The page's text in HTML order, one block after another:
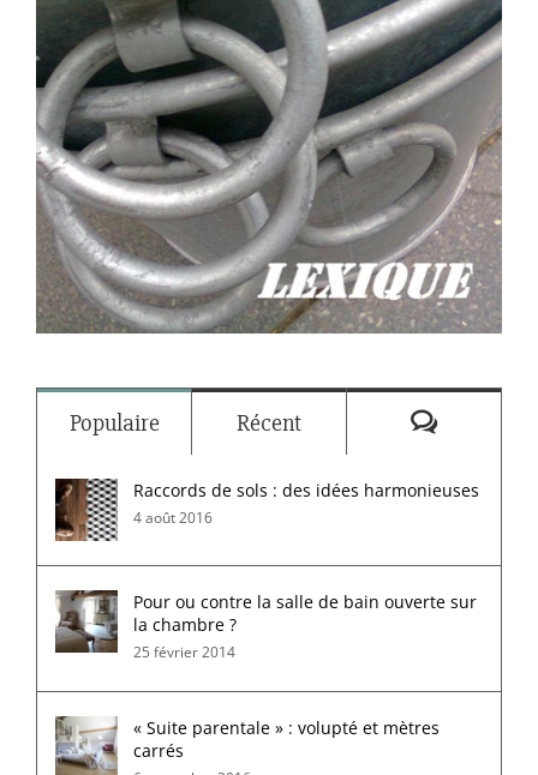
Populaire Récent
Raccords de sols : des idées harmonieuses
4 août 2016
Pour ou contre la salle de bain ouverte sur
la chambre ?
25 février 2014
« Suite parentale » : volupté et mètres
carrés